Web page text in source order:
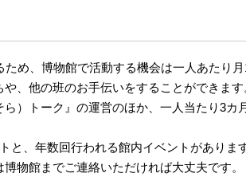
め、博物館で活動する機会は一人あたり
、他の班のお手伝いをすることができます
）トーク』の運営のほか、一人当たり3カ
と、年数回行われる館内イベントがあります
物館までご連絡いただければ大丈夫です。